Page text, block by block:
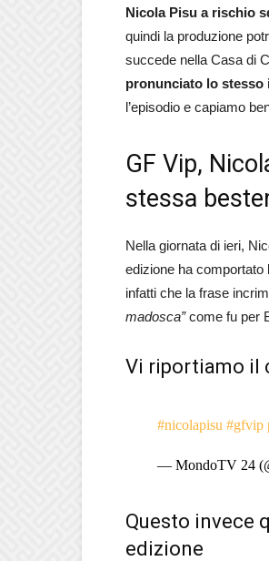
Nicola Pisu a rischio
quindi la produzione
succede nella Casa di
pronunciato lo stesso
l’episodio e capiamo
GF Vip,
stessa
Nella giornata di ieri,
edizione ha comportato
infatti che la frase
madosca”come fu per
Vi riportiamo il
#nicolapisu #gfvip
— MondoTV 24
Questo invece
edizione